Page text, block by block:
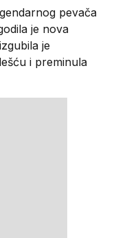
pevača
je nova
je
i preminula